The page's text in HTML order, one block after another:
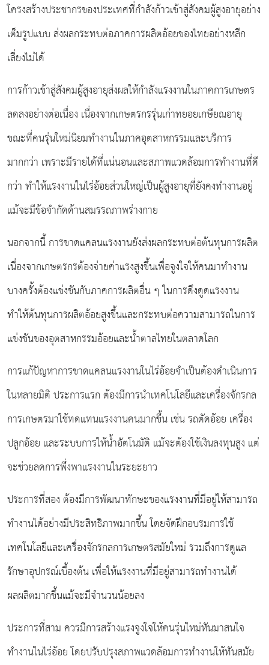
โครงสร้างประชากรของประเทศที่กำลังก้าวเข้าสู่สังคมผู้สูงอายุอย่าง
เต็มรูปแบบ ส่งผลกระทบต่อภาคการผลิตอ้อยของไทยอย่างหลีก
เลี่ยงไม่ได้
การก้าวเข้าสู่สังคมผู้สูงอายุส่งผลให้กำลังแรงงานในภาคการเกษตร
ลดลงอย่างต่อเนื่อง เนื่องจากเกษตรกรรุ่นเก่าทยอยเกษียณอายุ
ขณะที่คนรุ่นใหม่นิยมทำงานในภาคอุตสาหกรรมและบริการ
มากกว่า เพราะมีรายได้ที่แน่นอนและสภาพแวดล้อมการทำงานที่ดี
กว่า ทำให้แรงงานในไร่อ้อยส่วนใหญ่เป็นผู้สูงอายุที่ยังคงทำงานอยู่
แม้จะมีข้อจำกัดด้านสมรรถภาพร่างกาย
นอกจากนี้ การขาดแคลนแรงงานยังส่งผลกระทบต่อต้นทุนการผลิต
เนื่องจากเกษตรกรต้องจ่ายค่าแรงสูงขึ้นเพื่อจูงใจให้คนมาทำงาน
บางครั้งต้องแข่งขันกับภาคการผลิตอื่น ๆ ในการดึงดูดแรงงาน
ทำให้ต้นทุนการผลิตอ้อยสูงขึ้นและกระทบต่อความสามารถในการ
แข่งขันของอุตสาหกรรมอ้อยและน้ำตาลไทยในตลาดโลก
การแก้ปัญหาการขาดแคลนแรงงานในไร่อ้อยจำเป็นต้องดำเนินการ
ในหลายมิติ ประการแรก ต้องมีการนำเทคโนโลยีและเครื่องจักรกล
การเกษตรมาใช้ทดแทนแรงงานคนมากขึ้น เช่น รถตัดอ้อย เครื่อง
ปลูกอ้อย และระบบการให้น้ำอัตโนมัติ แม้จะต้องใช้เงินลงทุนสูง แต่
จะช่วยลดการพึ่งพาแรงงานในระยะยาว
ประการที่สอง ต้องมีการพัฒนาทักษะของแรงงานที่มีอยู่ให้สามารถ
ทำงานได้อย่างมีประสิทธิภาพมากขึ้น โดยจัดฝึกอบรมการใช้
เทคโนโลยีและเครื่องจักรกลการเกษตรสมัยใหม่ รวมถึงการดูแล
รักษาอุปกรณ์เบื้องต้น เพื่อให้แรงงานที่มีอยู่สามารถทำงานได้
ผลผลิตมากขึ้นแม้จะมีจำนวนน้อยลง
ประการที่สาม ควรมีการสร้างแรงจูงใจให้คนรุ่นใหม่หันมาสนใจ
ทำงานในไร่อ้อย โดยปรับปรุงสภาพแวดล้อมการทำงานให้ทันสมัย